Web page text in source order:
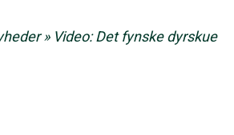
» Video: Det fynske dyrskue